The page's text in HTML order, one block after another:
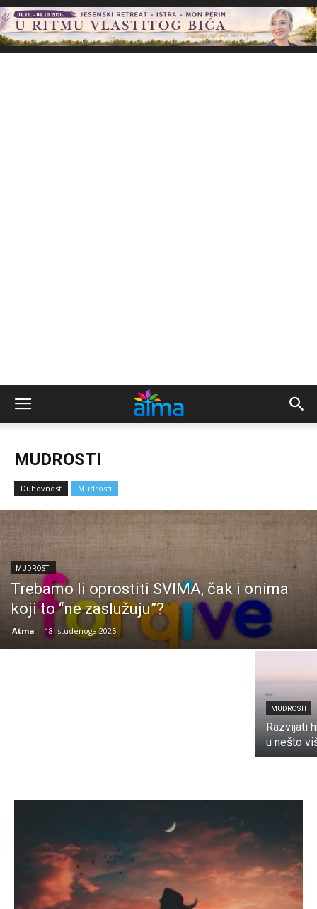
MUDROSTI
Duhovnost Mudrosti
MUDROSTI
Trebamo li oprostiti SVIMA, čak i onima
koji to “ne zaslužuju”?
Atma - 18. studenoga 2025.
MUDROSTI
Vidio je siromašnu, jadnu djevojčicu i upitao
Boga: “Zašto to dopuštaš?” I Bog mu
odgovori…
MUDROSTI
Razvijati
u nešto